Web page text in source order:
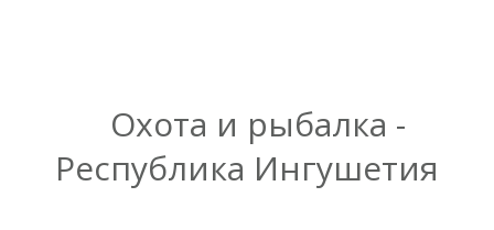
Охота и рыбалка -
Республика Ингушетия